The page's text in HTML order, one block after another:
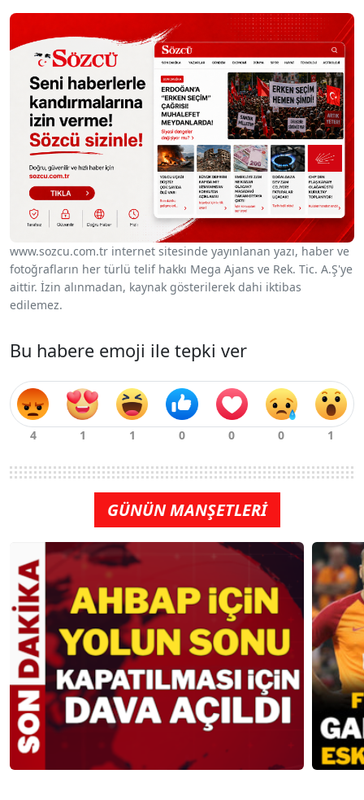
www.sozcu.com.tr internet sitesinde yayınlanan yazı, haber ve
fotoğrafların her türlü telif hakkı Mega Ajans ve Rek. Tic. A.Ş'ye
aittir. İzin alınmadan, kaynak gösterilerek dahi iktibas
edilemez.
Bu habere emoji ile tepki ver
GÜNÜN MANŞETLERİ